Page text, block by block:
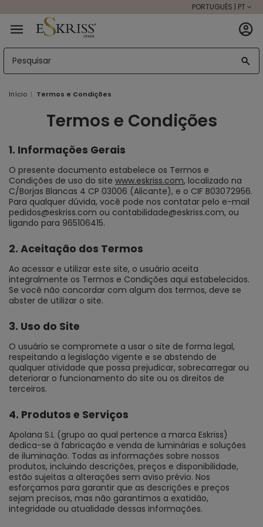
PORTUGUÊS | PT
Início Termos e Condições
Termos e Condições
1. Informações Gerais
O presente documento estabelece os Termos e
Condições de uso do site www.eskriss.com, localizado na
C/Borjas Blancas 4 CP 03006 (Alicante), e o CIF B03072956.
Para qualquer dúvida, você pode nos contatar pelo e-mail
pedidos@eskriss.com ou contabilidade@eskriss.com, ou
ligando para 965106415.
2. Aceitação dos Termos
Ao acessar e utilizar este site, o usuário aceita
integralmente os Termos e Condições aqui estabelecidos.
Se você não concordar com algum dos termos, deve se
abster de utilizar o site.
3. Uso do Site
O usuário se compromete a usar o site de forma legal,
respeitando a legislação vigente e se abstendo de
qualquer atividade que possa prejudicar, sobrecarregar ou
deteriorar o funcionamento do site ou os direitos de
terceiros.
4. Produtos e Serviços
Apolana S.L (grupo ao qual pertence a marca Eskriss)
dedica-se à fabricação e venda de luminárias e soluções
de iluminação. Todas as informações sobre nossos
produtos, incluindo descrições, preços e disponibilidade,
estão sujeitas a alterações sem aviso prévio. Nos
esforçamos para garantir que as descrições e preços
sejam precisos, mas não garantimos a exatidão,
integridade ou atualidade dessas informações.